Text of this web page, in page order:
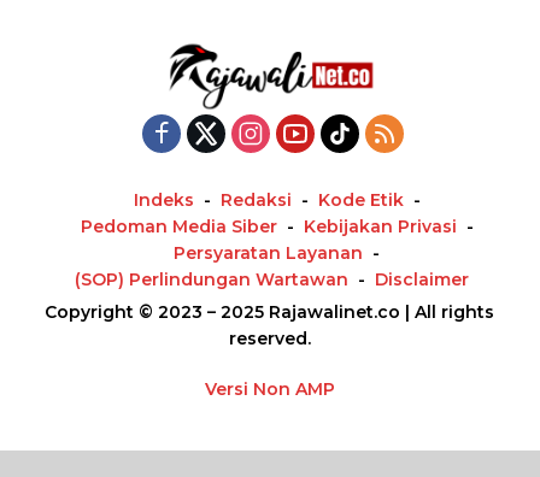
Indeks Redaksi
Kode Etik
Pedoman Media Siber
Kebijakan Privasi
Persyaratan Layanan
(SOP) Perlindungan Wartawan
Disclaimer
Copyright © 2023 – 2025 Rajawalinet.co | All rights
reserved.
Versi Non AMP